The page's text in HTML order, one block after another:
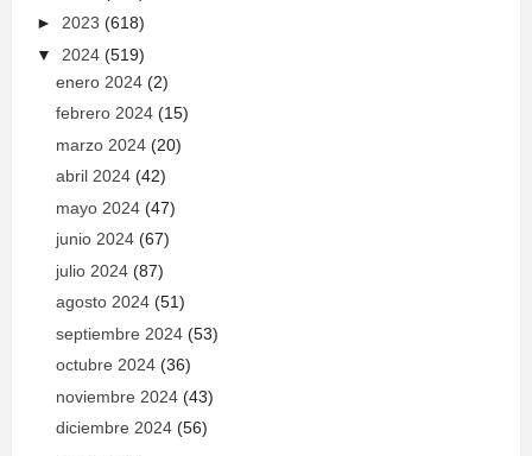
► 2023 (618)
▼ 2024 (519)
enero 2024 (2)
febrero 2024 (15)
marzo 2024 (20)
abril 2024 (42)
mayo 2024 (47)
junio 2024 (67)
julio 2024 (87)
agosto 2024 (51)
septiembre 2024 (53)
octubre 2024 (36)
noviembre 2024 (43)
diciembre 2024 (56)